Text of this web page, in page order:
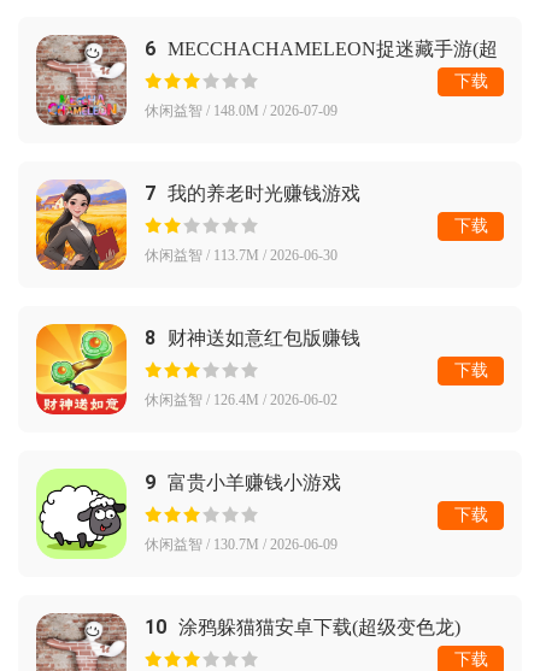
6 MECCHACHAMELEON捉迷藏手游(超
级变色龙)
休闲益智 / 148.0M / 2026-07-09
下载
7 我的养老时光赚钱游戏
休闲益智 / 113.7M / 2026-06-30
下载
8 财神送如意红包版赚钱
休闲益智 / 126.4M / 2026-06-02
下载
9 富贵小羊赚钱小游戏
休闲益智 / 130.7M / 2026-06-09
下载
10 涂鸦躲猫猫安卓下载(超级变色龙)
下载